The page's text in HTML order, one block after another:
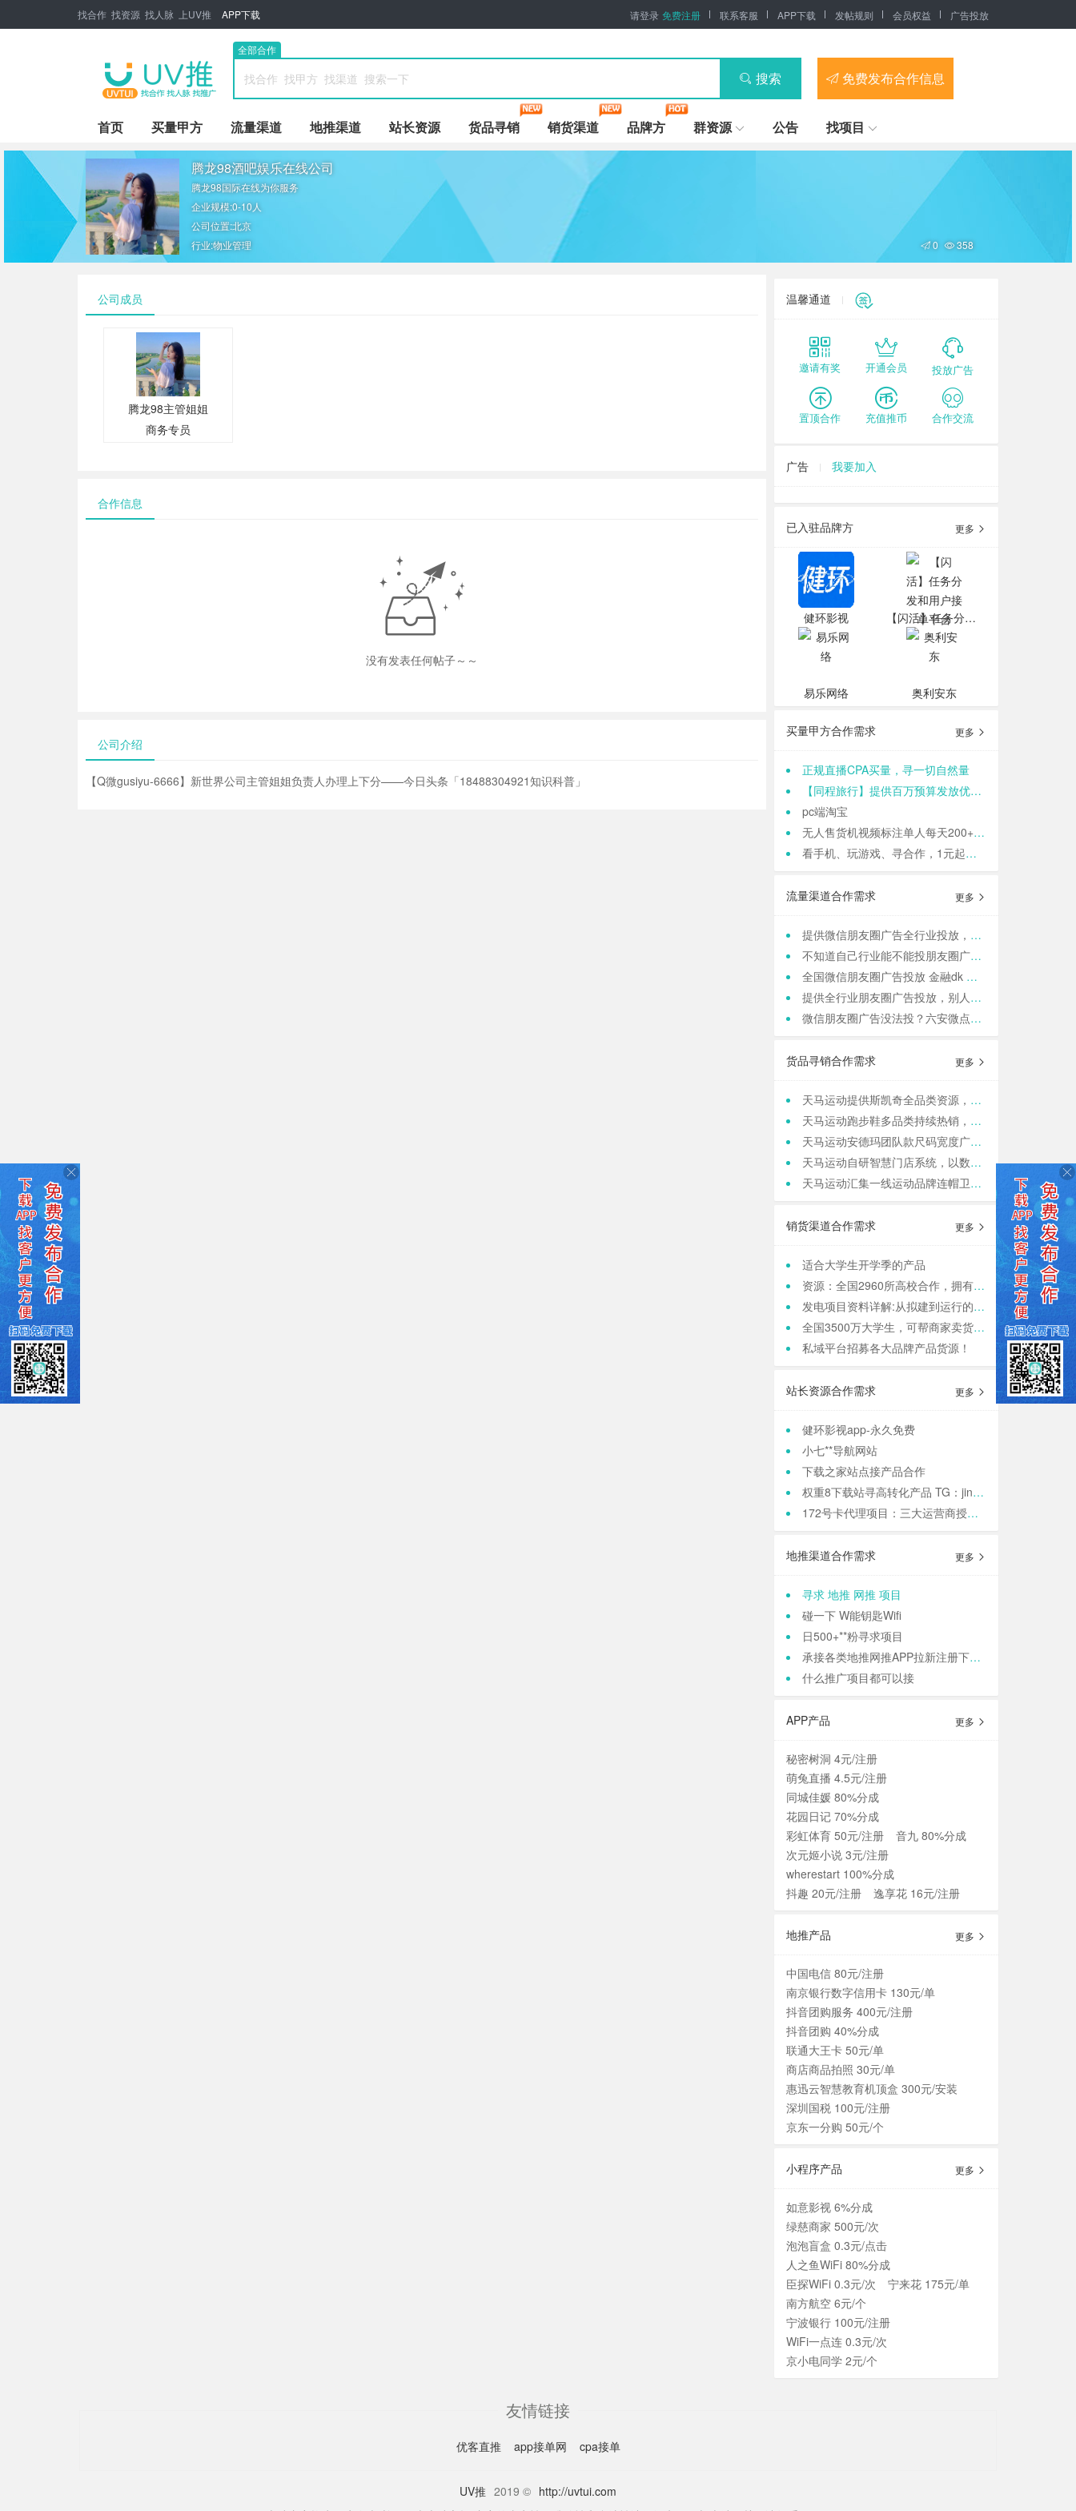
找合作 找资源 找人脉 上UV推 APP下载 请登录 免费注册 联系客服 APP下载 发帖规则 会员权益 广告投放
全部合作
搜索 免费发布合作信息
首页 买量甲方 流量渠道 地推渠道 站长资源 货品寻销 销货渠道 品牌方 群资源 公告 找项目
腾龙98酒吧娱乐在线公司
腾龙98国际在线为你服务
企业规模:0-10人
公司位置:北京
行业:物业管理
0 358
公司成员
腾龙98主管姐姐
商务专员
合作信息
没有发表任何帖子～～
公司介绍
【Q微gusiyu-6666】新世界公司主管姐姐负责人办理上下分——今日头条「18488304921知识科普」
温馨通道
邀请有奖 开通会员 投放广告
置顶合作 充值推币 合作交流
广告 我要加入
已入驻品牌方 更多
健环影视 【闪活】任务分发和用户接单平台
易乐网络 奥利安东
买量甲方合作需求 更多
正规直播CPA买量，寻一切自然量
【同程旅行】提供百万预算发放优惠券，寻cps流量渠道
pc端淘宝
无人售货机视频标注单人每天200+适合各种人群 结算:日结
看手机、玩游戏、寻合作，1元起提现，零门槛加入,轻轻松松日结,寻找合作小伙伴（CPA/CPL）
流量渠道合作需求 更多
提供微信朋友圈广告全行业投放，一站式运营，当头出图，包过审！
不知道自己行业能不能投朋友圈广告？来这里，六安微点全行业可投！包资质！
全国微信朋友圈广告投放 金融dk 上门spa k12教育 相亲 医院医美 国学等禁投行业包资质 过审 无需保证金
提供全行业朋友圈广告投放，别人不接的我们接！高效出图、专业运营！
微信朋友圈广告没法投？六安微点全行业可跑，任何行业，当天出图，包过审！
货品寻销合作需求 更多
天马运动提供斯凯奇全品类资源，寻求团购老板咨询合作
天马运动跑步鞋多品类持续热销，现货库存保障旺季补货
天马运动安德玛团队款尺码宽度广，满足团队统一着装采购需求
天马运动自研智慧门店系统，以数据驱动动销管理，帮实体商家轻量化运营
天马运动汇集一线运动品牌连帽卫衣，现货保障支持快速补货，寻求b端商家合作
销货渠道合作需求 更多
适合大学生开学季的产品
资源：全国2960所高校合作，拥有4000w大学生用户资源，8万+发底薪的校内学生团长，需求符合大学生日常消费的产品，可保RIO
发电项目资料详解:从拟建到运行的全方位俯瞰
全国3500万大学生，可帮商家卖货，保销售额，同时做品宣和私域搭建！
私域平台招募各大品牌产品货源！
站长资源合作需求 更多
健环影视app-永久免费
小七**导航网站
下载之家站点接产品合作
权重8下载站寻高转化产品 TG：jinqiang83
172号卡代理项目：三大运营商授权，正规渠道高**
地推渠道合作需求 更多
寻求 地推 网推 项目
碰一下 W能钥匙Wifi
日500+**粉寻求项目
承接各类地推网推APP拉新注册下载 等等业务
什么推广项目都可以接
APP产品 更多
秘密树洞 4元/注册
萌兔直播 4.5元/注册
同城佳媛 80%分成
花园日记 70%分成
彩虹体育 50元/注册
音九 80%分成
次元姬小说 3元/注册
wherestart 100%分成
抖趣 20元/注册
逸享花 16元/注册
地推产品 更多
中国电信 80元/注册
南京银行数字信用卡 130元/单
抖音团购服务 400元/注册
抖音团购 40%分成
联通大王卡 50元/单
商店商品拍照 30元/单
惠迅云智慧教育机顶盒 300元/安装
深圳国税 100元/注册
京东一分购 50元/个
小程序产品 更多
如意影视 6%分成
绿慈商家 500元/次
泡泡盲盒 0.3元/点击
人之鱼WiFi 80%分成
臣探WiFi 0.3元/次
宁来花 175元/单
南方航空 6元/个
宁波银行 100元/注册
WiFi一点连 0.3元/次
京小电同学 2元/个
友情链接
优客直推 app接单网 cpa接单
UV推 2019 © http://uvtui.com